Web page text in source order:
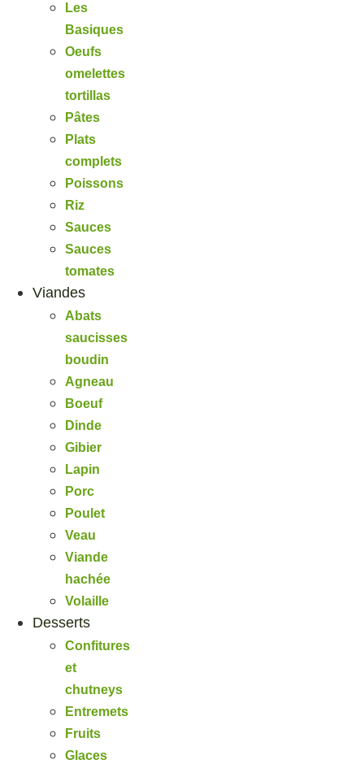
Les
Basiques
Oeufs
omelettes
tortillas
Pâtes
Plats
complets
Poissons
Riz
Sauces
Sauces
tomates
Viandes
Abats
saucisses
boudin
Agneau
Boeuf
Dinde
Gibier
Lapin
Porc
Poulet
Veau
Viande
hachée
Volaille
Desserts
Confitures
et
chutneys
Entremets
Fruits
Glaces